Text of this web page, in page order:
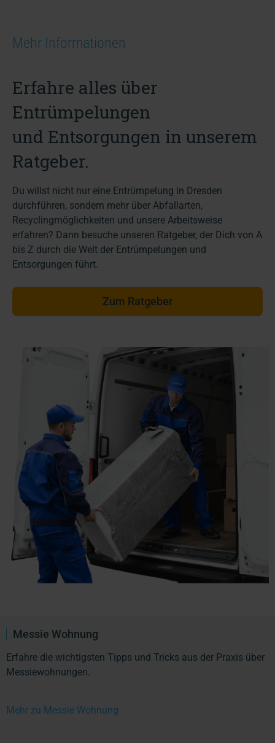
Mehr Informationen
Erfahre alles über
Entrümpelungen
und Entsorgungen in unserem
Ratgeber.
Du willst nicht nur eine Entrümpelung in Dresden
durchführen, sondern mehr über Abfallarten,
Recyclingmöglichkeiten und unsere Arbeitsweise
erfahren? Dann besuche unseren Ratgeber, der Dich von A
bis Z durch die Welt der Entrümpelungen und
Entsorgungen führt.
Zum Ratgeber
Messie Wohnung
Erfahre die wichtigsten Tipps und Tricks aus der Praxis über
Messiewohnungen.
Mehr zu Messie Wohnung